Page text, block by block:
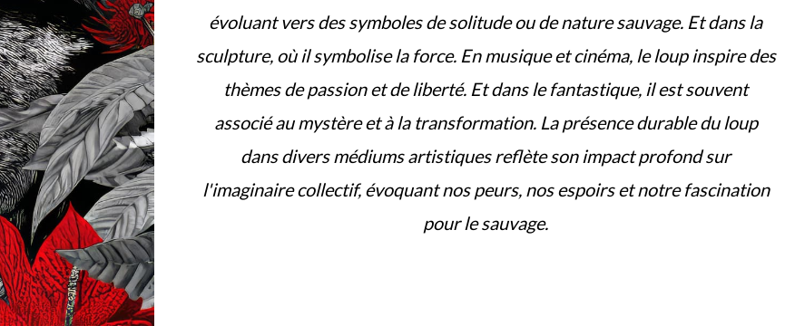
évoluant vers des symboles de solitude ou de nature sauvage. Et dans la
sculpture, où il symbolise la force. En musique et cinéma, le loup inspire des
thèmes de passion et de liberté. Et dans le fantastique, il est souvent
associé au mystère et à la transformation. La présence durable du loup
dans divers médiums artistiques reflète son impact profond sur
l'imaginaire collectif, évoquant nos peurs, nos espoirs et notre fascination
pour le sauvage.